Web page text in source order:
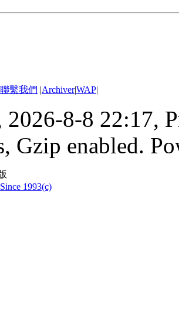
聯繫我們 |Archiver|WAP|
8-8 22:17,
Gzip enabled.
Since 1993(c)